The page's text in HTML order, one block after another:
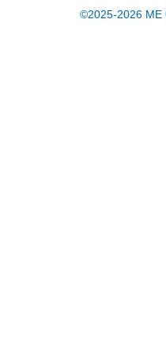
©2025-2026 ME